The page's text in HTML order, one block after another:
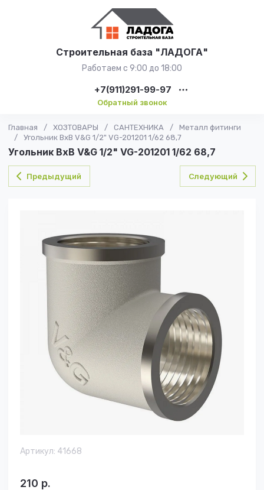
Строительная база "ЛАДОГА"
Работаем с 9:00 до 18:00
+7(911)291-99-97
Обратный звонок
Главная / ХОЗТОВАРЫ / САНТЕХНИКА /
Металл фитинги
/
Угольник ВxВ V&G 1/2" VG-201201 1/62 68,7
Угольник ВxВ V&G 1/2" VG-201201 1/62 68,7
Предыдущий Следующий
Артикул: 41668
210 р.